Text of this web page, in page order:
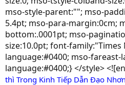
mso-style-parent:""; mso-
5.4pt; mso-para-margin:0cm;
bottom:.0001pt; mso-
size:10.0pt; font-family:"Times
language:#0400; mso-
language:#0400;} </style>
thì Trong Kinh Tiếp Dẫn Đạo